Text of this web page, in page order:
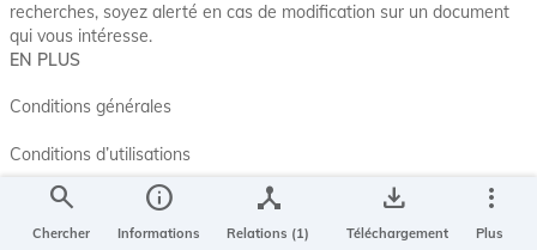
search
Chercher
info
Informations
device_hub
Relations (1)
save_alt
Téléchargement
more_vert
Plus
recherches, soyez alerté en cas de modification sur un document
qui vous intéresse.
EN PLUS
Conditions générales
Conditions d’utilisations
Accessibilité